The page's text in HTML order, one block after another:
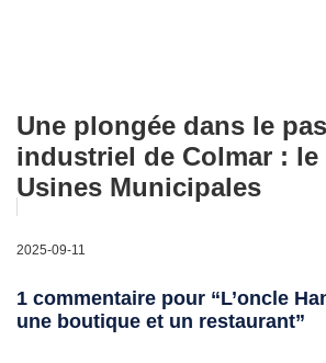
Une plongée dans le
industriel de Colmar : le
Usines Municipales
2025-09-11
1 commentaire pour “L’oncle
une boutique et un restaurant”